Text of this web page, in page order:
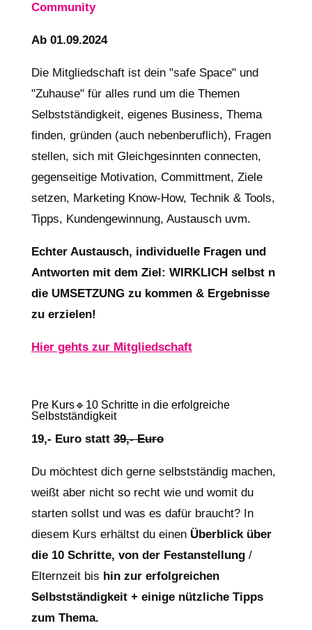
Community
Ab 01.09.2024
Die Mitgliedschaft ist dein "safe Space" und
"Zuhause" für alles rund um die Themen
Selbstständigkeit, eigenes Business, Thema
finden, gründen (auch nebenberuflich), Fragen
stellen, sich mit Gleichgesinnten connecten,
gegenseitige Motivation, Committment, Ziele
setzen, Marketing Know-How, Technik & Tools,
Tipps, Kundengewinnung, Austausch uvm.
Echter Austausch, individuelle Fragen und
Antworten mit dem Ziel: WIRKLICH selbst n
die UMSETZUNG zu kommen & Ergebnisse
zu erzielen!
Hier gehts zur Mitgliedschaft
Pre Kurs🔹10 Schritte in die erfolgreiche
Selbstständigkeit
19,- Euro statt39,- Euro
Du möchtest dich gerne selbstständig machen,
weißt aber nicht so recht wie und womit du
starten sollst und was es dafür braucht? In
diesem Kurs erhältst du einen Überblick über
die 10 Schritte, von der Festanstellung/
Elternzeit bis hin zur erfolgreichen
Selbstständigkeit + einige nützliche Tipps
zum Thema.